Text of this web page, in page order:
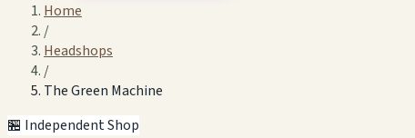
Home
/
Headshops
/
The Green Machine
🏪 Independent Shop